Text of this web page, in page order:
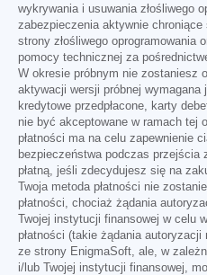
wykrywania i usuwania złośliwego
zabezpieczenia aktywnie
strony złośliwego oprogramowania
pomocy technicznej za
W okresie próbnym nie zostaniesz
aktywacji wersji próbnej
kredytowe przedpłacone, karty
nie być akceptowane w ramach tej
płatności ma na celu zapewnienie
bezpieczeństwa podczas przejścia
płatną, jeśli zdecydujesz się na
Twoja metoda płatności nie
płatności, chociaż żądania
Twojej instytucji finansowej w celu
płatności (takie żądania
ze strony EnigmaSoft, ale, w
i/lub Twojej instytucji finansowej,